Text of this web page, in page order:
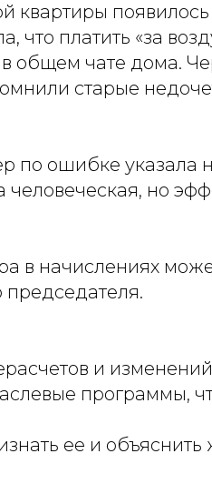
квартиры
что платить «за
общем чате дома.
старые
по ошибке указала
но
в начислениях
и
программы,
ее и